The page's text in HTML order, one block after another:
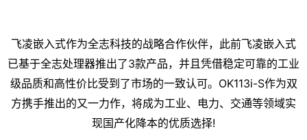
飞凌嵌入式作为全志科技的战略合作伙伴，此前飞凌嵌入式
已基于全志处理器推出了3款产品，并且凭借稳定可靠的工业
级品质和高性价比受到了市场的一致认可。OK113i-S作为双
方携手推出的又一力作，将成为工业、 电力、交通等领域实
现国产化降本的优质选择!